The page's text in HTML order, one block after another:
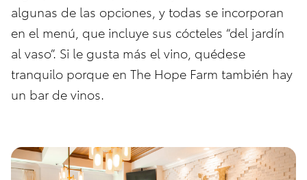
algunas de las opciones, y todas se incorporan
en el menú, que incluye sus cócteles “del jardín
al vaso”. Si le gusta más el vino, quédese
tranquilo porque en The Hope Farm también hay
un bar de vinos.